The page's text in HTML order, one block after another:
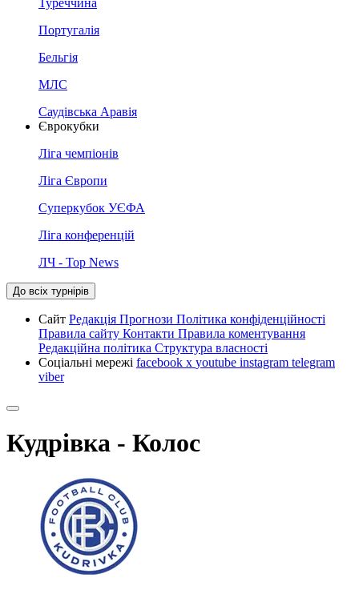
Туреччина
Португалія
Бельгія
МЛС
Саудівська Аравія
Єврокубки
Ліга чемпіонів
Ліга Європи
Суперкубок УЄФА
Ліга конференцій
ЛЧ - Top News
До всіх турнірів
Сайт Редакція Прогнози Політика конфіденційності
Правила сайту Контакти Правила коментування
Редакційна політика Структура власності
Соціальні мережі facebook x youtube instagram telegram
viber
Кудрівка - Колос